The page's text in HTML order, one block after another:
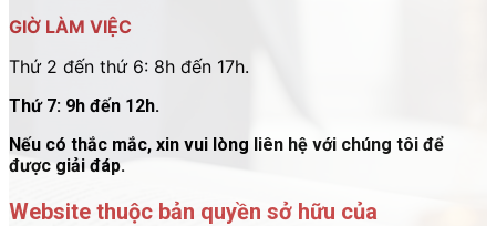
GIỜ LÀM VIỆC
Thứ 2 đến thứ 6: 8h đến 17h.
Thứ 7: 9h đến 12h.
Nếu có thắc mắc, xin vui lòng liên hệ với chúng tôi để
được giải đáp.
Website thuộc bản quyền sở hữu của